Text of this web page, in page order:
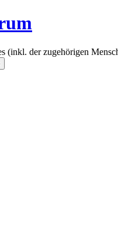
(inkl. der zugehörigen